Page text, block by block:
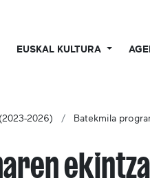
EUSKAL KULTURA
2026) Batekmila